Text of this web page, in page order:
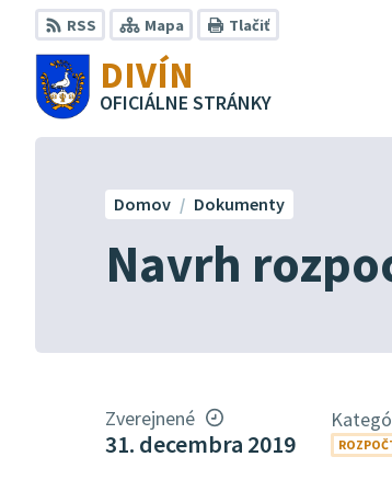
Preskočiť
na
obsah
RSS Mapa Tlačiť
DIVÍN
OFICIÁLNE STRÁNKY
Navrh
Domov Dokumenty
Zverejnené
31. decembra 2019